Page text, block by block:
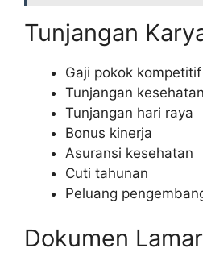
Tunjangan
Gaji pokok kompetitif
Tunjangan kesehatan
Tunjangan hari raya
Bonus kinerja
Asuransi kesehatan
Cuti tahunan
Peluang
Dokumen